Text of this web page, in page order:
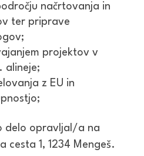
načrtovanja in
ter priprave
projektov v
alineje;
z EU in
delo opravljal/a na
cesta 1, 1234 Mengeš.